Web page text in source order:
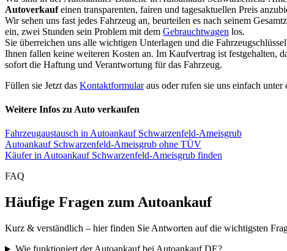
Autoverkaufeinen transparenten, fairen und tagesaktuellen Preis
Wir sehen uns fast jedes Fahrzeug an, beurteilen es nach seinem
ein, zwei Stunden sein Problem mit dem Gebrauchtwagen los.
Sie überreichen uns alle wichtigen Unterlagen und die
Ihnen fallen keine weiteren Kosten an. Im Kaufvertrag ist festgehalten,
sofort die Haftung und Verantwortung für das Fahrzeug.
Füllen sie Jetzt das Kontaktformularaus oder rufen sie uns einfach unter
Weitere Infos zu Auto verkaufen
Fahrzeugaustausch in Autoankauf Schwarzenfeld-Ameisgrub
Autoankauf Schwarzenfeld-Ameisgrub ohne TÜV
Käufer in Autoankauf Schwarzenfeld-Ameisgrub finden
FAQ
Häufige Fragen zum Autoankauf
Kurz & verständlich – hier finden Sie Antworten auf die wichtigsten